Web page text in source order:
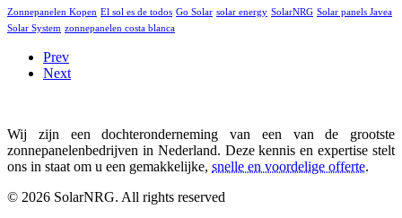
Zonnepanelen Kopen El sol es de todos Go Solar solar energy SolarNRG Solar panels Javea
Solar System zonnepanelen costa blanca
Prev
Next
Wij zijn een dochteronderneming van een van de grootste
zonnepanelenbedrijven in Nederland. Deze kennis en expertise stelt
ons in staat om u een gemakkelijke, snelle en voordelige offerte.
© 2026 SolarNRG. All rights reserved